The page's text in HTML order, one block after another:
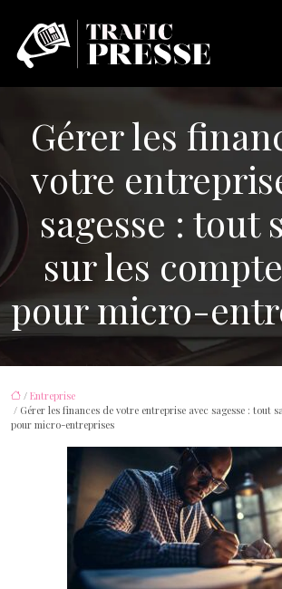
Gérer les
votre
sagesse : tout
sur les
pour micro-
/ Entreprise
/ Gérer les finances de votre entreprise avec sagesse : tout
pour micro-entreprises